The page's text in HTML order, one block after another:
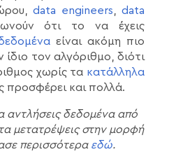
data engineers
data
ότι το να έχεις
είναι ακόμη πιο
τον αλγόριθμο, διότι
χωρίς τα κατάλληλα
προσφέρει και πολλά.
αντλήσεις δεδομένα από
μετατρέψεις στην μορφή
περισσότερα εδώ.